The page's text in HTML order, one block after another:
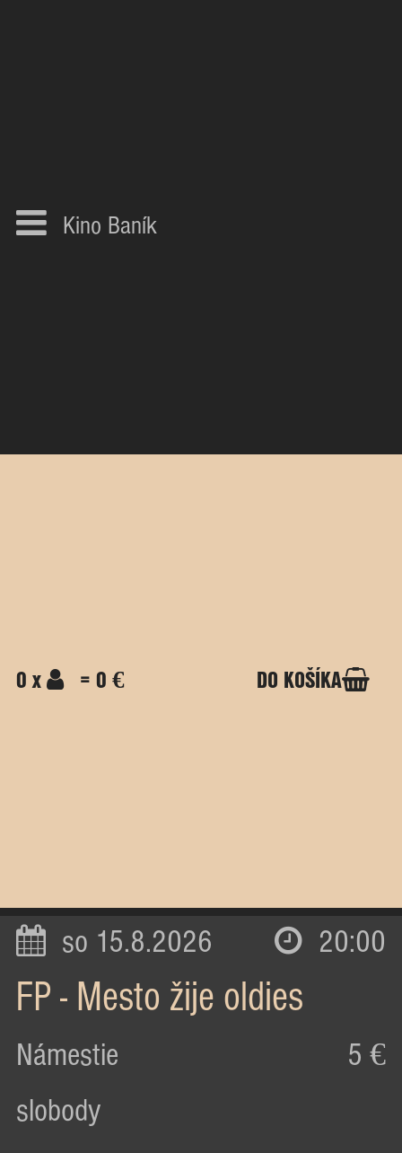
Kino Baník
0 x = 0 € DO KOŠÍKA
so 15.8.2026 20:00
FP - Mesto žije oldies
Námestie
slobody
5 €